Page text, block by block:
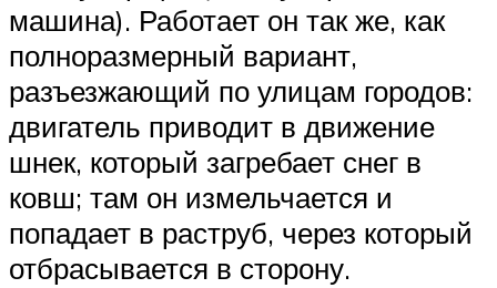
машина). Работает он так же, как
полноразмерный вариант,
разъезжающий по улицам городов:
двигатель приводит в движение
шнек, который загребает снег в
ковш; там он измельчается и
попадает в раструб, через который
отбрасывается в сторону.